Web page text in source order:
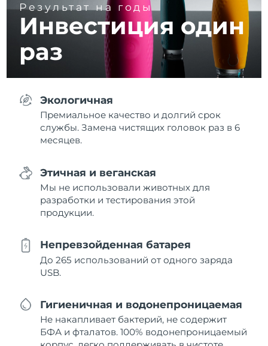
Результат на годы
Инвестиция один
раз
Экологичная
Премиальное качество и долгий срок
службы. Замена чистящих головок раз в 6
месяцев.
Этичная и веганская
Мы не использовали животных для
разработки и тестирования этой
продукции.
Непревзойденная батарея
До 265 использований от одного заряда
USB.
Гигиеничная и водонепроницаемая
Не накапливает бактерий, не содержит
БФА и фталатов. 100% водонепроницаемый